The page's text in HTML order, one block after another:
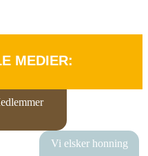
MEDIER:
Vi elsker honning